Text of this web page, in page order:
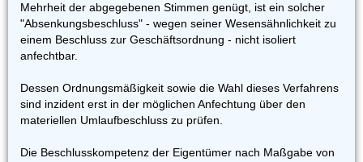
Mehrheit der abgegebenen Stimmen genügt, ist ein solcher
"Absenkungsbeschluss" - wegen seiner Wesensähnlichkeit zu
einem Beschluss zur Geschäftsordnung - nicht isoliert
anfechtbar.
Dessen Ordnungsmäßigkeit sowie die Wahl dieses Verfahrens
sind inzident erst in der möglichen Anfechtung über den
materiellen Umlaufbeschluss zu prüfen.
Die Beschlusskompetenz der Eigentümer nach Maßgabe von